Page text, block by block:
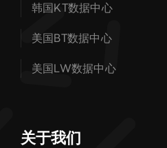
韩国KT数据中心
美国BT数据中心
美国LW数据中心
关于我们